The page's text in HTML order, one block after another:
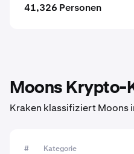
41,326 Personen
Moons Krypto-
Kraken klassifiziert Moons
# Kategorie